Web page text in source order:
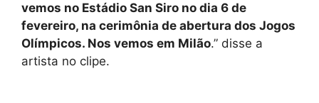
vemos no Estádio San Siro no dia 6 de
fevereiro, na cerimônia de abertura dos Jogos
Olímpicos. Nos vemos em Milão.” disse a
artista no clipe.